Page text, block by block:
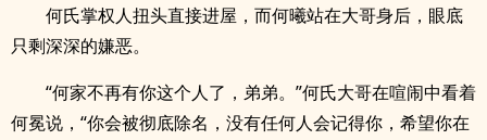
何氏掌权人扭头直接进屋，而何曦站在大哥身后，眼底
只剩深深的嫌恶。
“何家不再有你这个人了，弟弟。”何氏大哥在喧闹中看着
何冕说，“你会被彻底除名，没有任何人会记得你，希望你在